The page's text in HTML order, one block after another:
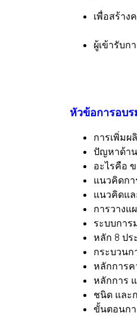
เพื่อสร้าง
ผู้เข้ารับก
หัวข้อการอบร
การเพิ่ม
ปัญหาด้า
อะไรคือ
แนวคิดก
แนวคิดแล
การวางแ
ระบบการ
หลัก 8 ปร
กระบวนก
หลักการค
หลักการ
ชนิด และ
ขั้นตอนกา